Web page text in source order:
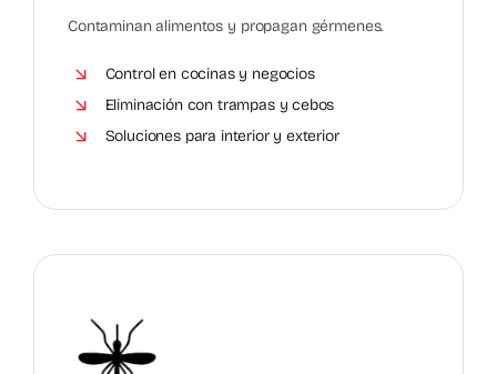
Contaminan alimentos y propagan gérmenes.
Control en cocinas y negocios
Eliminación con trampas y cebos
Soluciones para interior y exterior